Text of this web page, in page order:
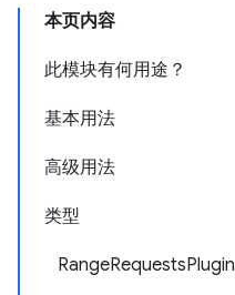
本页内容
此模块有何用途？
基本用法
高级用法
类型
RangeRequestsPlugin